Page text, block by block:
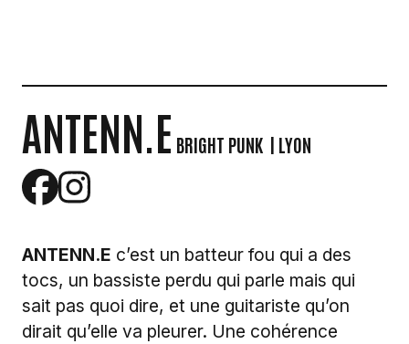
ANTENN.E BRIGHT PUNK | LYON
ANTENN.E c’est un batteur fou qui a des
tocs, un bassiste perdu qui parle mais qui
sait pas quoi dire, et une guitariste qu’on
dirait qu’elle va pleurer. Une cohérence